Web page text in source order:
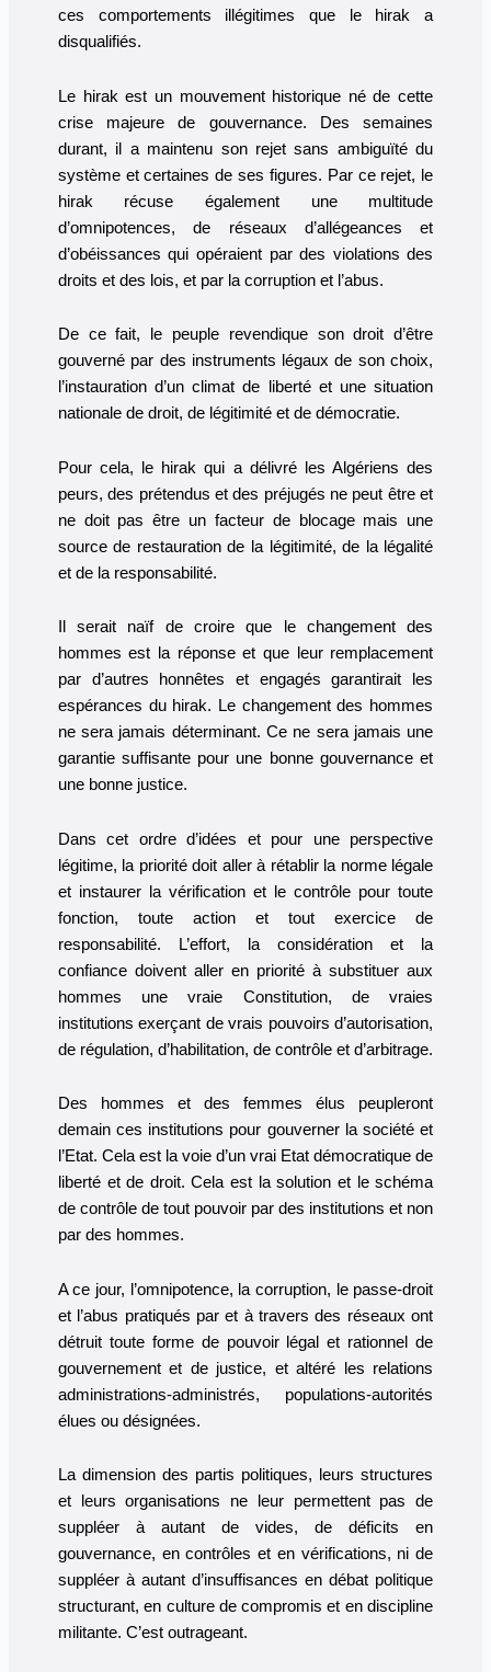
ces comportements illégitimes que le hirak a
disqualifiés.
Le hirak est un mouvement historique né de cette
crise majeure de gouvernance. Des semaines
durant, il a maintenu son rejet sans ambiguïté du
système et certaines de ses figures. Par ce rejet, le
hirak récuse également une multitude
d’omnipotences, de réseaux d’allégeances et
d’obéissances qui opéraient par des violations des
droits et des lois, et par la corruption et l’abus.
De ce fait, le peuple revendique son droit d’être
gouverné par des instruments légaux de son choix,
l’instauration d’un climat de liberté et une situation
nationale de droit, de légitimité et de démocratie.
Pour cela, le hirak qui a délivré les Algériens des
peurs, des prétendus et des préjugés ne peut être et
ne doit pas être un facteur de blocage mais une
source de restauration de la légitimité, de la légalité
et de la responsabilité.
Il serait naïf de croire que le changement des
hommes est la réponse et que leur remplacement
par d’autres honnêtes et engagés garantirait les
espérances du hirak. Le changement des hommes
ne sera jamais déterminant. Ce ne sera jamais une
garantie suffisante pour une bonne gouvernance et
une bonne justice.
Dans cet ordre d’idées et pour une perspective
légitime, la priorité doit aller à rétablir la norme légale
et instaurer la vérification et le contrôle pour toute
fonction, toute action et tout exercice de
responsabilité. L’effort, la considération et la
confiance doivent aller en priorité à substituer aux
hommes une vraie Constitution, de vraies
institutions exerçant de vrais pouvoirs d’autorisation,
de régulation, d’habilitation, de contrôle et d’arbitrage.
Des hommes et des femmes élus peupleront
demain ces institutions pour gouverner la société et
l’Etat. Cela est la voie d’un vrai Etat démocratique de
liberté et de droit. Cela est la solution et le schéma
de contrôle de tout pouvoir par des institutions et non
par des hommes.
A ce jour, l’omnipotence, la corruption, le passe-droit
et l’abus pratiqués par et à travers des réseaux ont
détruit toute forme de pouvoir légal et rationnel de
gouvernement et de justice, et altéré les relations
administrations-administrés, populations-autorités
élues ou désignées.
La dimension des partis politiques, leurs structures
et leurs organisations ne leur permettent pas de
suppléer à autant de vides, de déficits en
gouvernance, en contrôles et en vérifications, ni de
suppléer à autant d’insuffisances en débat politique
structurant, en culture de compromis et en discipline
militante. C’est outrageant.